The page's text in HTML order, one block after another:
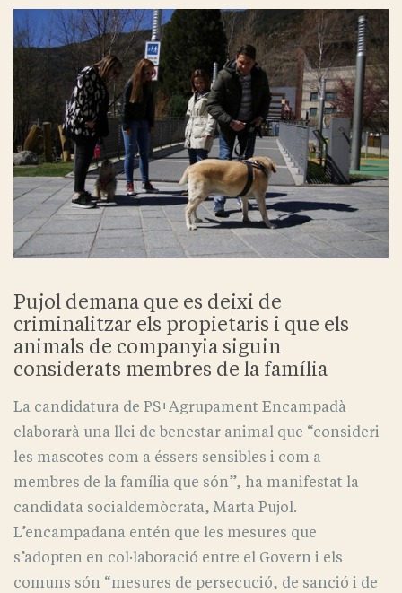
Pujol demana que es deixi de
criminalitzar els propietaris i que els
animals de companyia siguin
considerats membres de la família
La candidatura de PS+Agrupament Encampadà
elaborarà una llei de benestar animal que “consideri
les mascotes com a éssers sensibles i com a
membres de la família que són”, ha manifestat la
candidata socialdemòcrata, Marta Pujol.
L’encampadana entén que les mesures que
s’adopten en col·laboració entre el Govern i els
comuns són “mesures de persecució, de sanció i de